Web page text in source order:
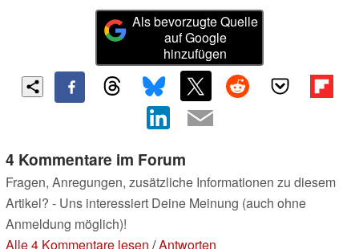
Als bevorzugte Quelle
auf Google
hinzufügen
4 Kommentare im Forum
Fragen, Anregungen, zusätzliche Informationen zu diesem
Artikel? - Uns interessiert Deine Meinung (auch ohne
Anmeldung möglich)!
Alle 4 Kommentare lesen /Antworten